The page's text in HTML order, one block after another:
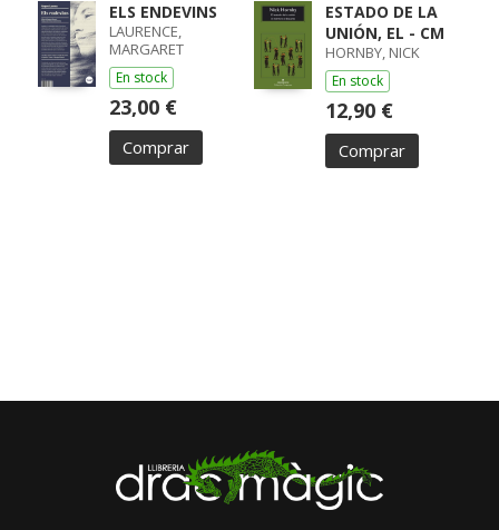
ELS ENDEVINS
LAURENCE,
MARGARET
En stock
23,00 €
Comprar
ESTADO DE LA
UNIÓN, EL - CM
HORNBY, NICK
En stock
12,90 €
Comprar